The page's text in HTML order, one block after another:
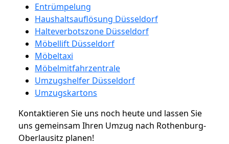
Entrümpelung
Haushaltsauflösung Düsseldorf
Halteverbotszone Düsseldorf
Möbellift Düsseldorf
Möbeltaxi
Möbelmitfahrzentrale
Umzugshelfer Düsseldorf
Umzugskartons
Kontaktieren Sie uns noch heute und lassen Sie
uns gemeinsam Ihren Umzug nach Rothenburg-
Oberlausitz planen!